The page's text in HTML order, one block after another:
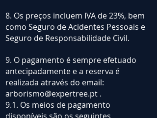
8. Os preços incluem IVA de 23%, bem
como Seguro de Acidentes Pessoais e
Seguro de Responsabilidade Civil.
9. O pagamento é sempre efetuado
antecipadamente e a reserva é
realizada através do email:
arborismo@expertree.pt .
9.1. Os meios de pagamento